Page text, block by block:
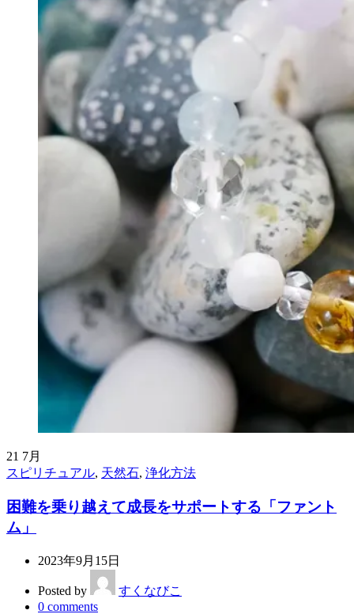
21 7月
スピリチュアル, 天然石, 浄化方法
困難を乗り越えて成長をサポートする「ファント
ム」
2023年9月15日
Posted by
すくなびこ
0 comments